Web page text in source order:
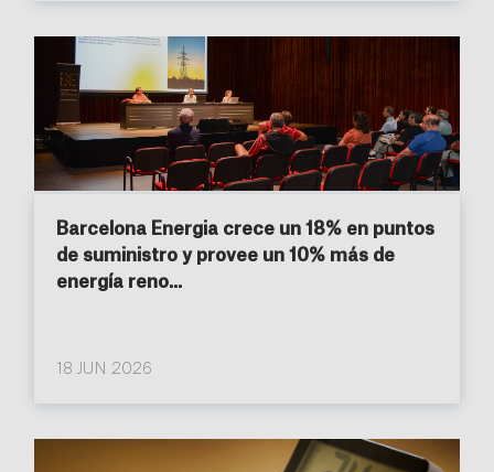
Barcelona Energia crece un 18% en puntos
de suministro y provee un 10% más de
energía reno...
18 JUN 2026